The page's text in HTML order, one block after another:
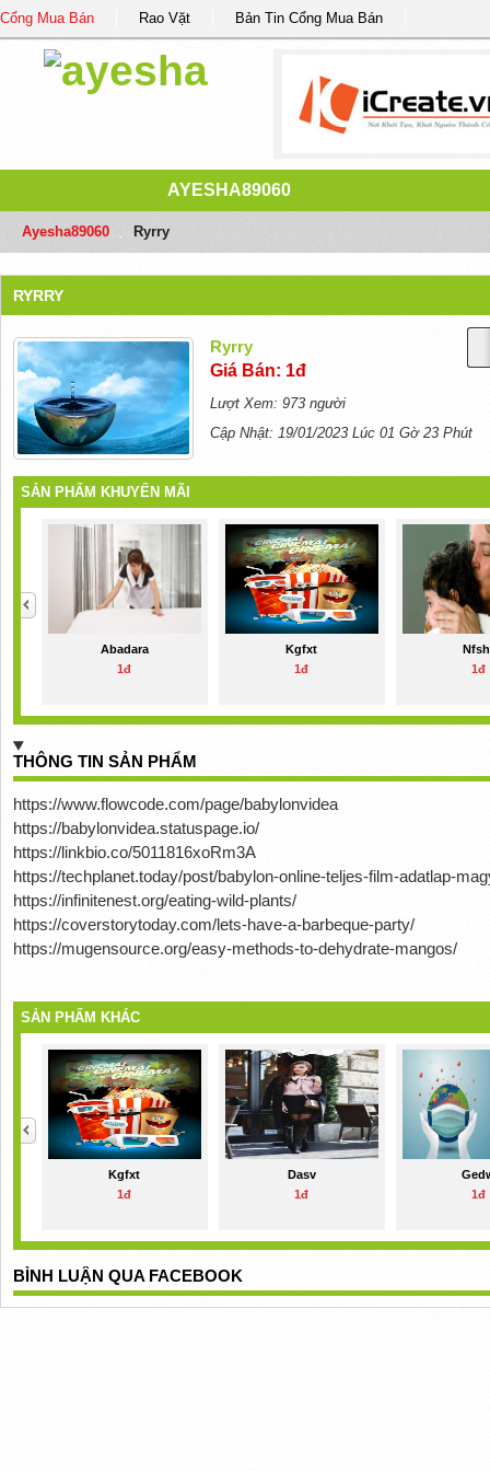
Cổng Mua Bán Rao Vặt Bản Tin Cổng Mua Bán
AYESHA89060
Ayesha89060 Ryrry
RYRRY
Ryrry
Giá Bán: 1đ
Lượt Xem: 973 người
Cập Nhật: 19/01/2023 Lúc 01 Gờ 23 Phút
SẢN PHẨM KHUYẾN MÃI
Abadara
1đ
Kgfxt
1đ
1đ
THÔNG TIN SẢN PHẨM
https://www.flowcode.com/page/babylonvidea
https://babylonvidea.statuspage.io/
https://linkbio.co/5011816xoRm3A
https://techplanet.today/post/babylon-online-teljes-film-adatlap-
https://infinitenest.org/eating-wild-plants/
https://coverstorytoday.com/lets-have-a-barbeque-party/
https://mugensource.org/easy-methods-to-dehydrate-mangos/
SẢN PHẨM KHÁC
Kgfxt
1đ
Dasv
1đ
1đ
BÌNH LUẬN QUA FACEBOOK